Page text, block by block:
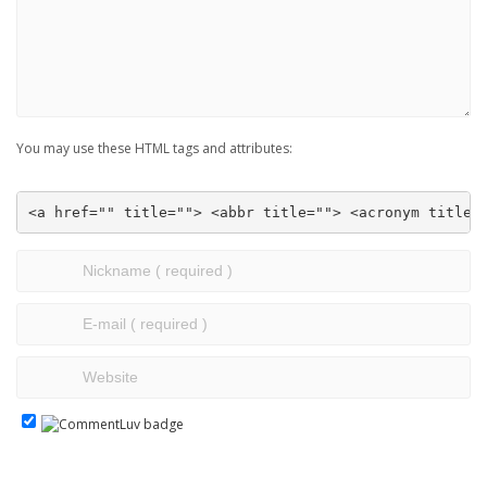
You may use these HTML tags and attributes:
<a href="" title=""> <abbr title=""> <acronym